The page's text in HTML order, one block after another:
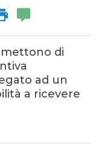
di
ad un
a ricevere